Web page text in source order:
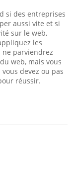
si des entreprises
aussi vite et si
sur le web,
les
ne parviendrez
web, mais vous
devez ou pas
réussir.